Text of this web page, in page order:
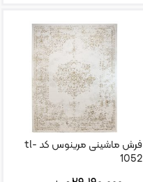
فرش ماشینی مرینوس کد tl-
1052